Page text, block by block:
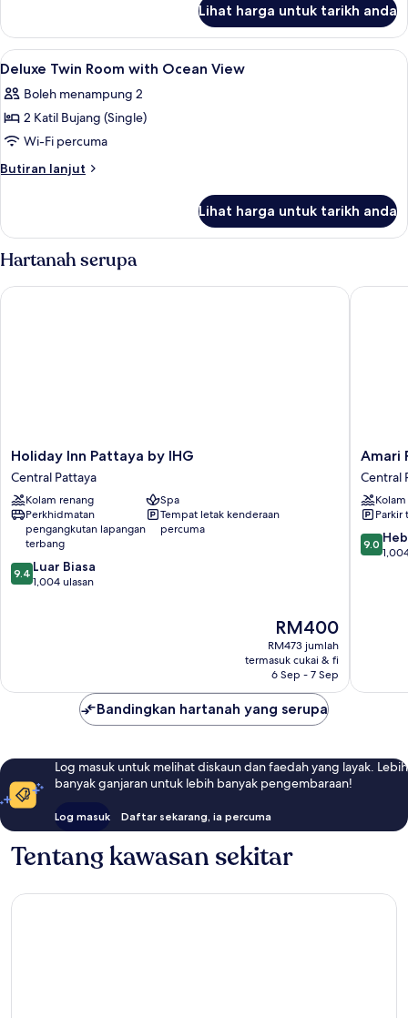
Ocean
View
King
Room
with
View
Lihat harga untuk tarikh anda
Lihat
semua
foto
untuk
Deluxe
Twin
Ocean
Peti besi dalam bilik, meja, ruang
6
Deluxe Twin Room with Ocean View
Boleh menampung 2
2 Katil Bujang (Single)
Wi-Fi percuma
Butiran lanjut
Butiran
Twin
with
View
Lihat harga untuk tarikh anda
Hartanah serupa
Holiday
Inn
Pattaya
by
IHG
Central
Pattaya
Holiday Inn Pattaya by IHG
Central Pattaya
Kolam renang
Spa
Perkhidmatan
pengangkutan lapangan
terbang
Tempat letak kenderaan
percuma
9.4
daripada
9.4 Luar Biasa
1,004 ulasan
Harga
ialah
RM400
RM400
RM473 jumlah
termasuk cukai & fi
6 Sep - 7 Sep
Holiday Inn Pattaya by IHG
Amari
Pattaya
Central
Pattaya
Amari
Central
Parkir
9.0
9.0
Amari
Bandingkan hartanah yang serupa
Log masuk untuk melihat diskaun dan faedah yang layak. Lebih
banyak ganjaran untuk lebih banyak pengembaraan!
Log masuk Daftar sekarang, ia percuma
Tentang kawasan sekitar